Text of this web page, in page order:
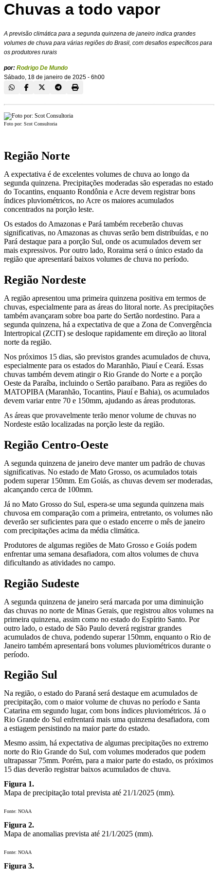
Chuvas a todo vapor
A previsão climática para a segunda quinzena de janeiro indica grandes
volumes de chuva para várias regiões do Brasil, com desafios específicos para
os produtores rurais
por: Rodrigo De Mundo
Sábado, 18 de janeiro de 2025 - 6h00
Foto por: Scot Consultoria
Região Norte
A expectativa é de excelentes volumes de chuva ao longo da
segunda quinzena. Precipitações moderadas são esperadas no estado
do Tocantins, enquanto Rondônia e Acre devem registrar bons
índices pluviométricos, no Acre os maiores acumulados
concentrados na porção leste.
Os estados do Amazonas e Pará também receberão chuvas
significativas, no Amazonas as chuvas serão bem distribuídas, e no
Pará destaque para a porção Sul, onde os acumulados devem ser
mais expressivos. Por outro lado, Roraima será o único estado da
região que apresentará baixos volumes de chuva no período.
Região Nordeste
A região apresentou uma primeira quinzena positiva em termos de
chuvas, especialmente para as áreas do litoral norte. As precipitações
também avançaram sobre boa parte do Sertão nordestino. Para a
segunda quinzena, há a expectativa de que a Zona de Convergência
Intertropical (ZCIT) se desloque rapidamente em direção ao litoral
norte da região.
Nos próximos 15 dias, são previstos grandes acumulados de chuva,
especialmente para os estados do Maranhão, Piauí e Ceará. Essas
chuvas também devem atingir o Rio Grande do Norte e a porção
Oeste da Paraíba, incluindo o Sertão paraibano. Para as regiões do
MATOPIBA (Maranhão, Tocantins, Piauí e Bahia), os acumulados
devem variar entre 70 e 150mm, ajudando as áreas produtoras.
As áreas que provavelmente terão menor volume de chuvas no
Nordeste estão localizadas na porção leste da região.
Região Centro-Oeste
A segunda quinzena de janeiro deve manter um padrão de chuvas
significativas. No estado de Mato Grosso, os acumulados totais
podem superar 150mm. Em Goiás, as chuvas devem ser moderadas,
alcançando cerca de 100mm.
Já no Mato Grosso do Sul, espera-se uma segunda quinzena mais
chuvosa em comparação com a primeira, entretanto, os volumes não
deverão ser suficientes para que o estado encerre o mês de janeiro
com precipitações acima da média climática.
Produtores de algumas regiões de Mato Grosso e Goiás podem
enfrentar uma semana desafiadora, com altos volumes de chuva
dificultando as atividades no campo.
Região Sudeste
A segunda quinzena de janeiro será marcada por uma diminuição
das chuvas no norte de Minas Gerais, que registrou altos volumes na
primeira quinzena, assim como no estado do Espírito Santo. Por
outro lado, o estado de São Paulo deverá registrar grandes
acumulados de chuva, podendo superar 150mm, enquanto o Rio de
Janeiro também apresentará bons volumes pluviométricos durante o
período.
Região Sul
Na região, o estado do Paraná será destaque em acumulados de
precipitação, com o maior volume de chuvas no período e Santa
Catarina em segundo lugar, com bons índices pluviométricos. Já o
Rio Grande do Sul enfrentará mais uma quinzena desafiadora, com
a estiagem persistindo na maior parte do estado.
Mesmo assim, há expectativa de algumas precipitações no extremo
norte do Rio Grande do Sul, com volumes moderados que podem
ultrapassar 75mm. Porém, para a maior parte do estado, os próximos
15 dias deverão registrar baixos acumulados de chuva.
Figura 1.
Mapa de precipitação total prevista até 21/1/2025 (mm).
Fonte: NOAA
Figura 2.
Mapa de anomalias prevista até 21/1/2025 (mm).
Fonte: NOAA
Figura 3.